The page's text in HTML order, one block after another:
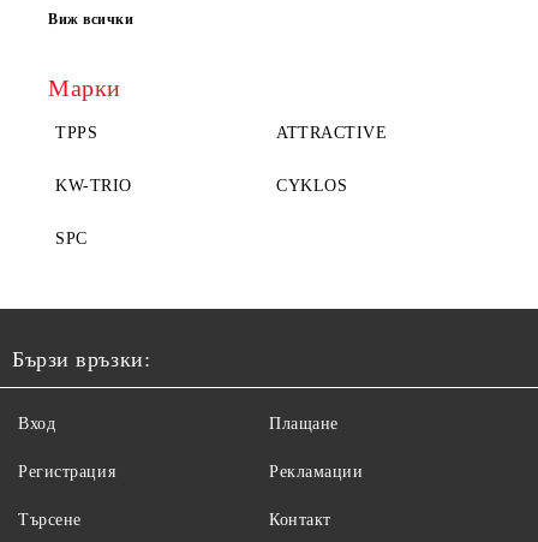
Виж всички
Марки
TPPS ATTRACTIVE
KW-TRIO CYKLOS
SPC
Бързи връзки:
Вход
Регистрация
Търсене
Плащане
Рекламации
Контакт